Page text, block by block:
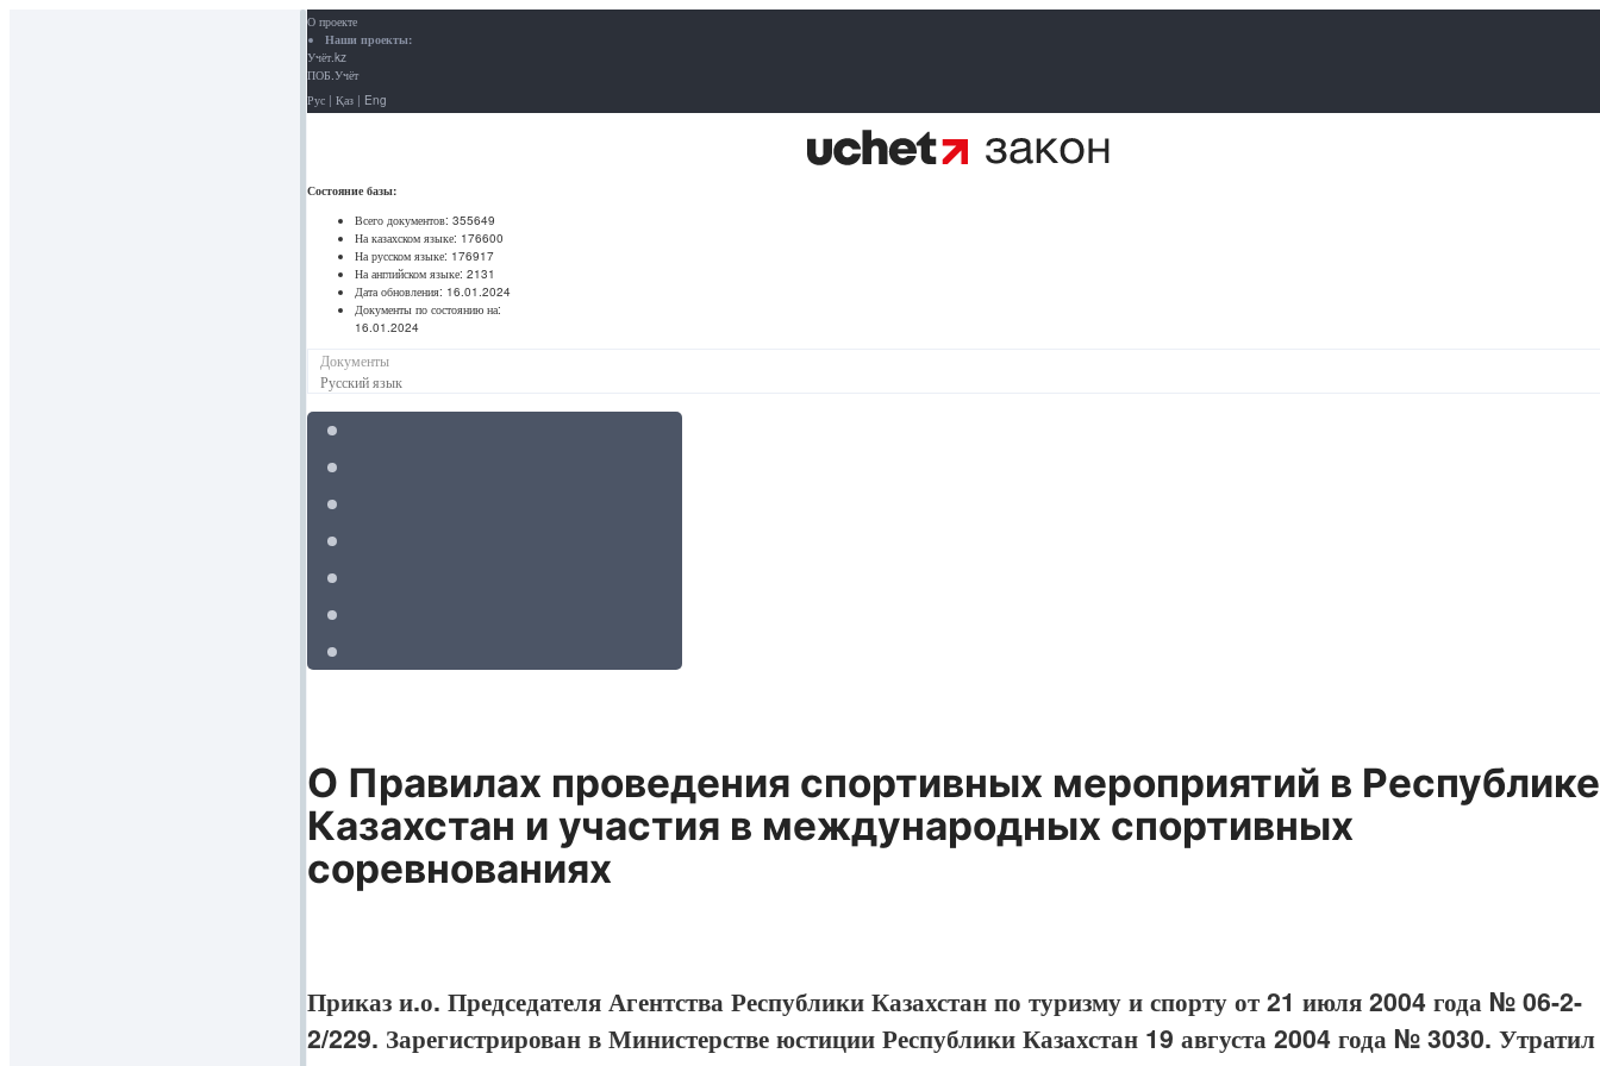
О проекте
Наши проекты:
Учёт.kz
ПОБ.Учёт
Рус | Қаз | Eng
Состояние базы:
Всего документов: 355649
На казахском языке: 176600
На русском языке: 176917
На английском языке: 2131
Дата обновления: 16.01.2024
Документы по состоянию на:
16.01.2024
Документы
Русский язык
О Правилах проведения спортивных мероприятий в Республике
Казахстан и участия в международных спортивных
соревнованиях
Приказ и.о. Председателя Агентства Республики Казахстан по туризму и спорту от 21 июля 2004 года № 06-2-
2/229. Зарегистрирован в Министерстве юстиции Республики Казахстан 19 августа 2004 года № 3030. Утратил